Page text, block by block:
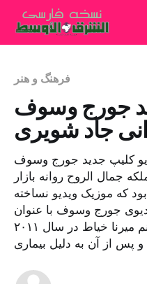
فرهنگ و هنر
جورج وسوف
جاد شویری
کلیپ جدید جورج وسوف
جمال الروح روانه بازار
که موزیک ویدیو نساخته
جورج وسوف با عنوان
«بیحسدونی» به کارگردانی خانم میرنا خیاط در سال ۲۰۱۱